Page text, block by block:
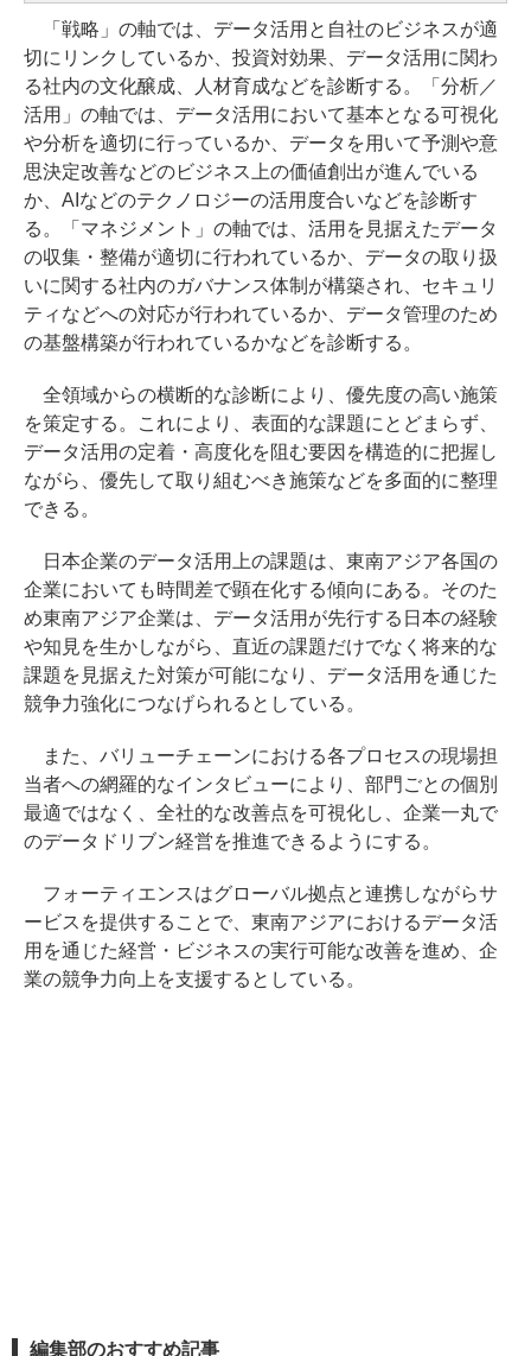
「戦略」の軸では、データ活用と自社のビジネスが適
切にリンクしているか、投資対効果、データ活用に関わ
る社内の文化醸成、人材育成などを診断する。「分析／
活用」の軸では、データ活用において基本となる可視化
や分析を適切に行っているか、データを用いて予測や意
思決定改善などのビジネス上の価値創出が進んでいる
か、AIなどのテクノロジーの活用度合いなどを診断す
る。「マネジメント」の軸では、活用を見据えたデータ
の収集・整備が適切に行われているか、データの取り扱
いに関する社内のガバナンス体制が構築され、セキュリ
ティなどへの対応が行われているか、データ管理のため
の基盤構築が行われているかなどを診断する。
全領域からの横断的な診断により、優先度の高い施策
を策定する。これにより、表面的な課題にとどまらず、
データ活用の定着・高度化を阻む要因を構造的に把握し
ながら、優先して取り組むべき施策などを多面的に整理
できる。
日本企業のデータ活用上の課題は、東南アジア各国の
企業においても時間差で顕在化する傾向にある。そのた
め東南アジア企業は、データ活用が先行する日本の経験
や知見を生かしながら、直近の課題だけでなく将来的な
課題を見据えた対策が可能になり、データ活用を通じた
競争力強化につなげられるとしている。
また、バリューチェーンにおける各プロセスの現場担
当者への網羅的なインタビューにより、部門ごとの個別
最適ではなく、全社的な改善点を可視化し、企業一丸で
のデータドリブン経営を推進できるようにする。
フォーティエンスはグローバル拠点と連携しながらサ
ービスを提供することで、東南アジアにおけるデータ活
用を通じた経営・ビジネスの実行可能な改善を進め、企
業の競争力向上を支援するとしている。
編集部のおすすめ記事